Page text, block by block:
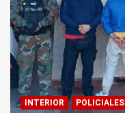
INTERIOR POLICIALES